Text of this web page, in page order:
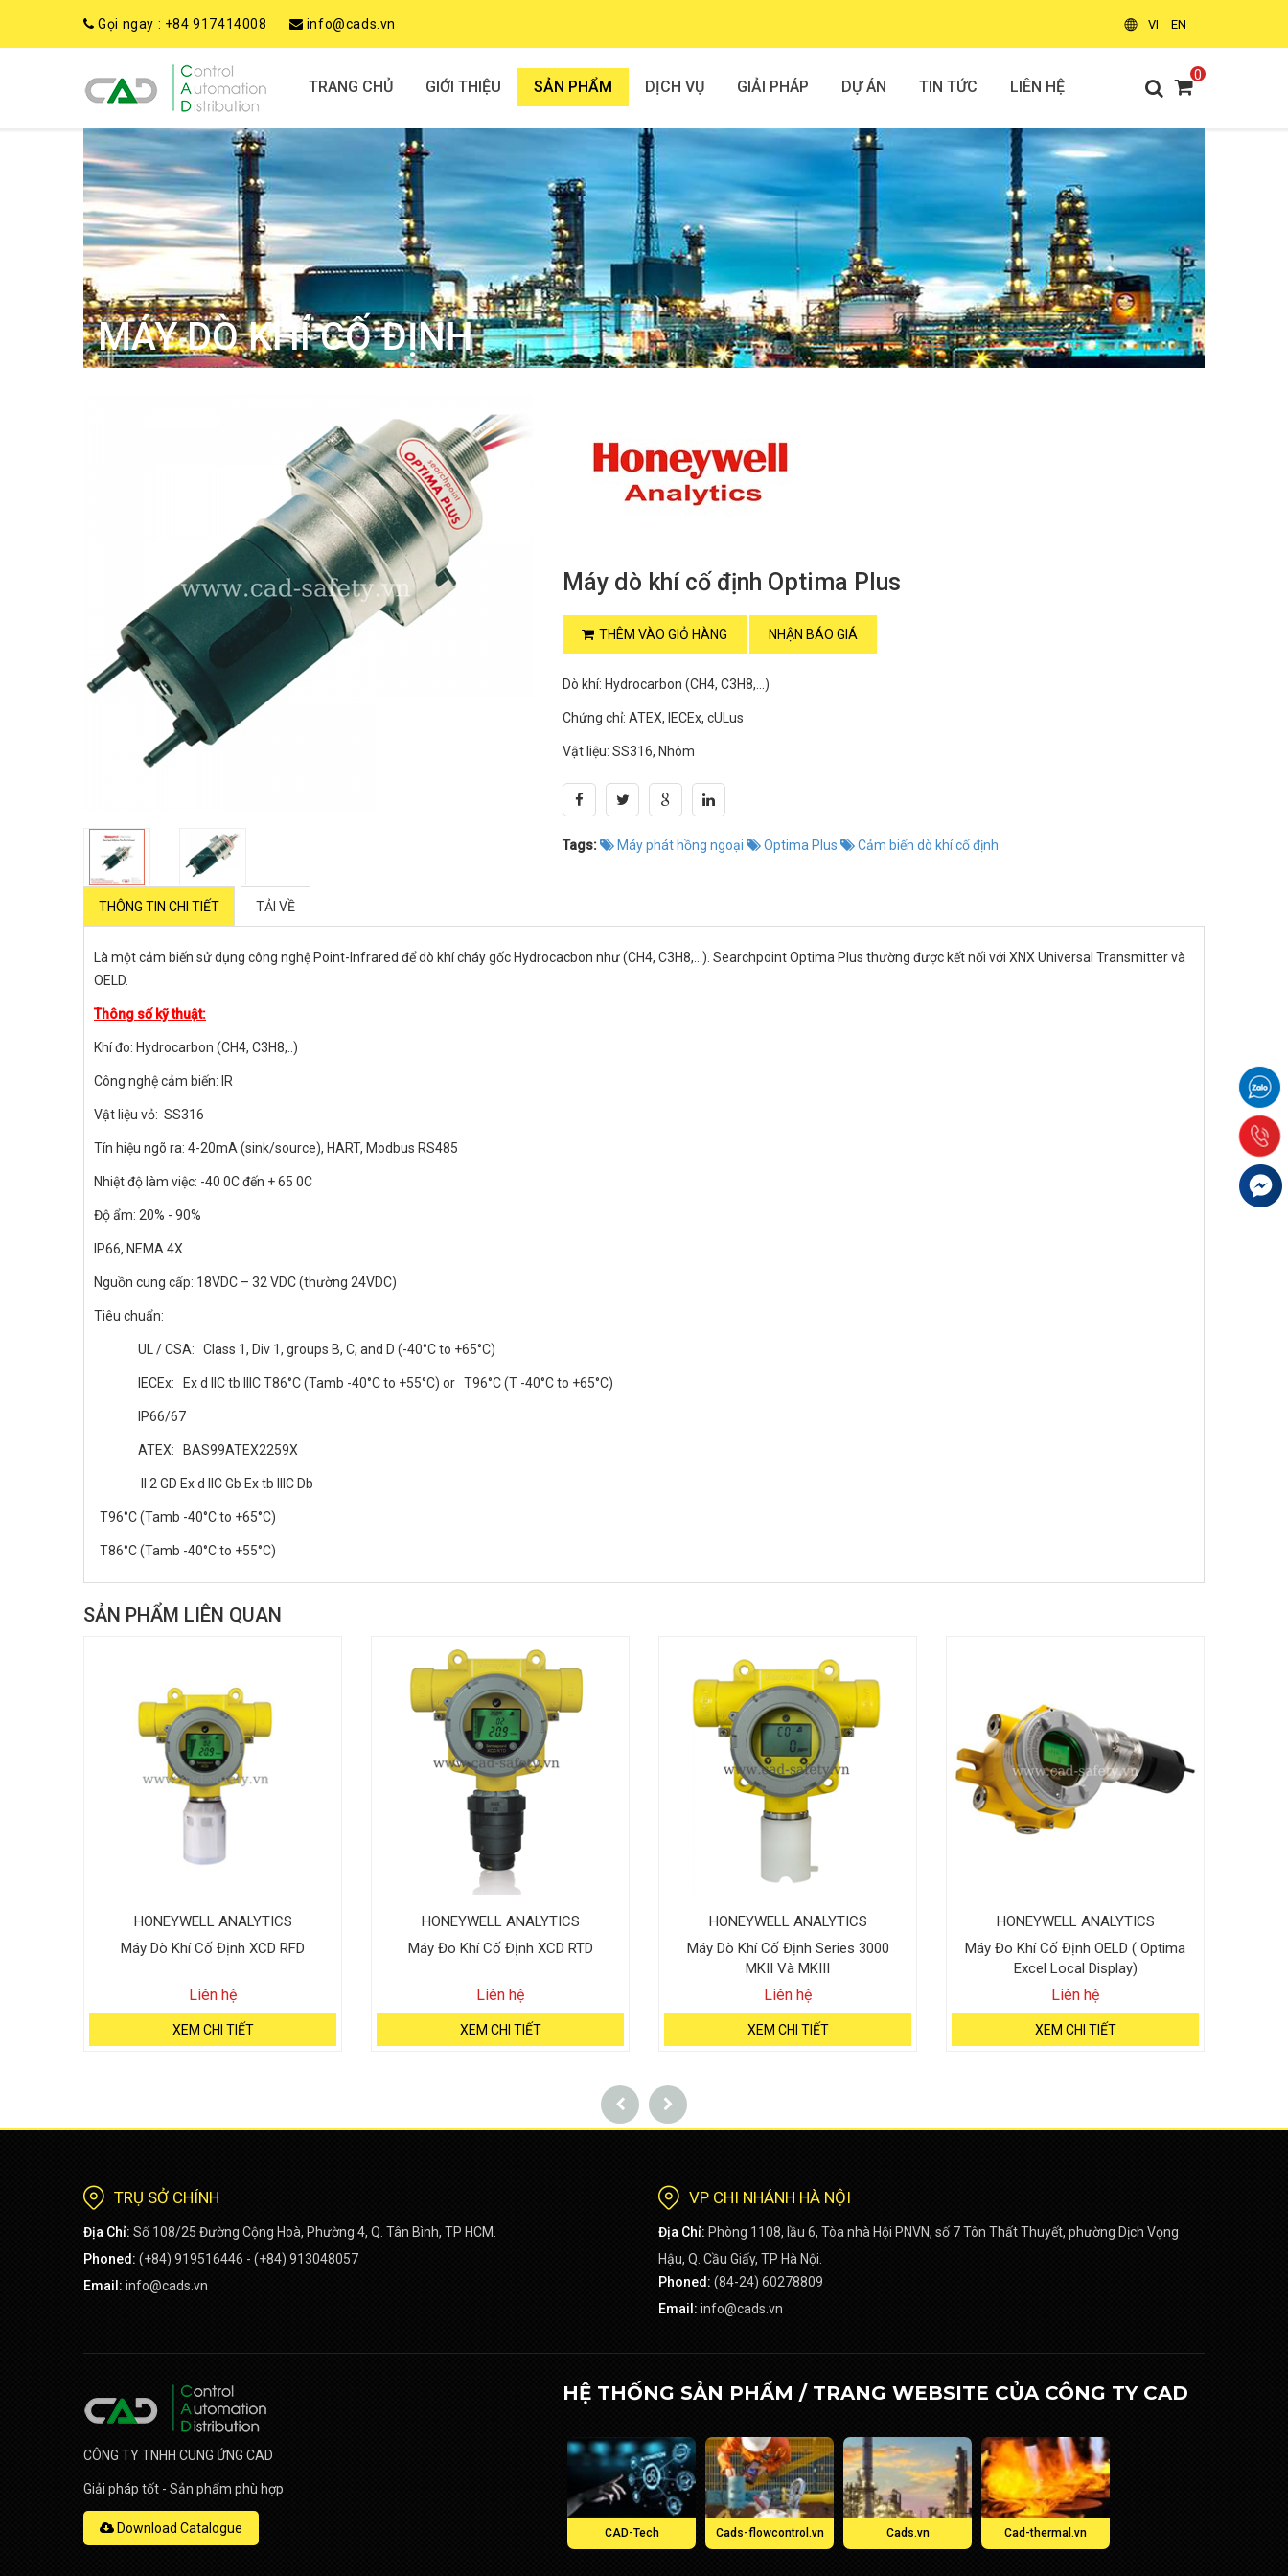
Gọi ngay : +84 917414008 info@cads.vn VI EN
TRANG CHỦ GIỚI THIỆU SẢN PHẨM DỊCH VỤ GIẢI PHÁP DỰ ÁN TIN TỨC LIÊN HỆ
0
MÁY DÒ KHÍ CỐ ĐỊNH
Máy dò khí cố định Optima Plus
THÊM VÀO GIỎ HÀNG NHẬN BÁO GIÁ
Dò khí: Hydrocarbon (CH4, C3H8,…)
Chứng chỉ: ATEX, IECEx, cULus
Vật liệu: SS316, Nhôm
Tags: Máy phát hồng ngoại Optima Plus Cảm biến dò khí cố định
THÔNG TIN CHI TIẾT TẢI VỀ
Là một cảm biến sử dụng công nghệ Point-Infrared để dò khí cháy gốc Hydrocacbon như (CH4, C3H8,…). Searchpoint Optima Plus thường được kết nối với XNX Universal Transmitter và
OELD.
Thông số kỹ thuật:
Khí đo: Hydrocarbon (CH4, C3H8,..)
Công nghệ cảm biến: IR
Vật liệu vỏ: SS316
Tín hiệu ngõ ra: 4-20mA (sink/source), HART, Modbus RS485
Nhiệt độ làm việc: -40 0C đến + 65 0C
Độ ẩm: 20% - 90%
IP66, NEMA 4X
Nguồn cung cấp: 18VDC – 32 VDC (thường 24VDC)
Tiêu chuẩn:
UL / CSA: Class 1, Div 1, groups B, C, and D (-40°C to +65°C)
IECEx: Ex d IIC tb IIIC T86°C (Tamb -40°C to +55°C) or T96°C (T -40°C to +65°C)
IP66/67
ATEX: BAS99ATEX2259X
II 2 GD Ex d IIC Gb Ex tb IIIC Db
T96°C (Tamb -40°C to +65°C)
T86°C (Tamb -40°C to +55°C)
SẢN PHẨM LIÊN QUAN
HONEYWELL ANALYTICS
Máy Dò Khí Cố Định XCD RFD
Liên hệ
XEM CHI TIẾT
HONEYWELL ANALYTICS
Máy Đo Khí Cố Định XCD RTD
Liên hệ
XEM CHI TIẾT
HONEYWELL ANALYTICS
Máy Dò Khí Cố Định Series 3000
MKII Và MKIII
Liên hệ
XEM CHI TIẾT
HONEYWELL ANALYTICS
Máy Đo Khí Cố Định OELD ( Optima
Excel Local Display)
Liên hệ
XEM CHI TIẾT
TRỤ SỞ CHÍNH
Địa Chỉ: Số 108/25 Đường Cộng Hoà, Phường 4, Q. Tân Bình, TP HCM.
Phoned: (+84) 919516446 - (+84) 913048057
Email: info@cads.vn
VP CHI NHÁNH HÀ NỘI
Địa Chỉ: Phòng 1108, lầu 6, Tòa nhà Hội PNVN, số 7 Tôn Thất Thuyết, phường Dịch Vọng
Hậu, Q. Cầu Giấy, TP Hà Nội.
Phoned: (84-24) 60278809
Email: info@cads.vn
CÔNG TY TNHH CUNG ỨNG CAD
Giải pháp tốt - Sản phẩm phù hợp
Download Catalogue
HỆ THỐNG SẢN PHẨM / TRANG WEBSITE CỦA CÔNG TY CAD
CAD-Tech Cads-flowcontrol.vn Cads.vn Cad-thermal.vn